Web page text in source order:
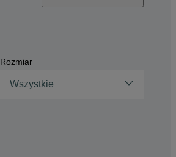
Rozmiar
Wszystkie